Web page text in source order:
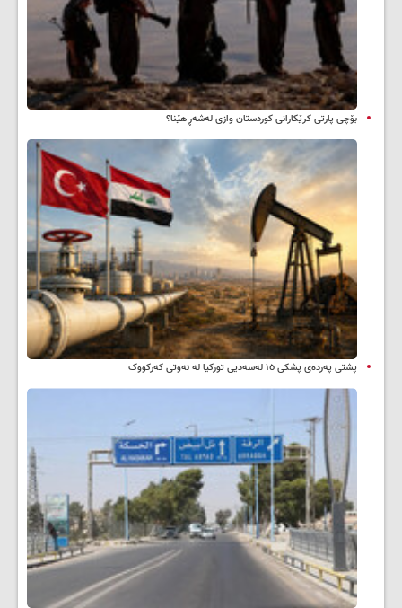
بۆچی پارتی کرێکارانی کوردستان وازی لەشەڕ هێنا؟
پشتی پەردەی پشکی ١٥ لەسەدیی تورکیا لە نەوتی کەرکووک